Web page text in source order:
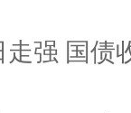
强 国债